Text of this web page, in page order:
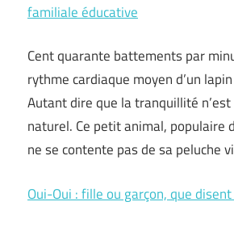
familiale éducative
Cent quarante battements par
rythme cardiaque moyen d’un
Autant dire que la tranquillité
naturel. Ce petit animal, populaire
ne se contente pas de sa peluche
Oui-Oui : fille ou garçon, que